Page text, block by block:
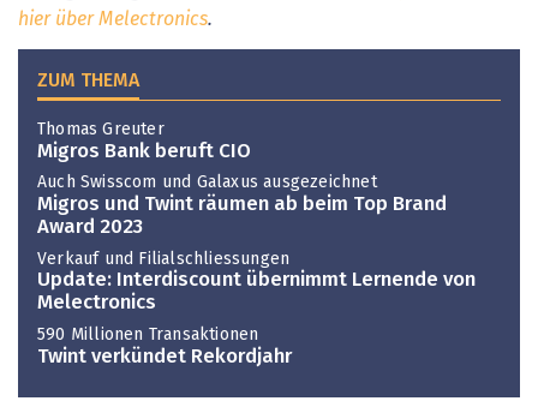
hier über Melectronics.
ZUM THEMA
Thomas Greuter
Migros Bank beruft CIO
Auch Swisscom und Galaxus ausgezeichnet
Migros und Twint räumen ab beim Top Brand
Award 2023
Verkauf und Filialschliessungen
Update: Interdiscount übernimmt Lernende von
Melectronics
590 Millionen Transaktionen
Twint verkündet Rekordjahr